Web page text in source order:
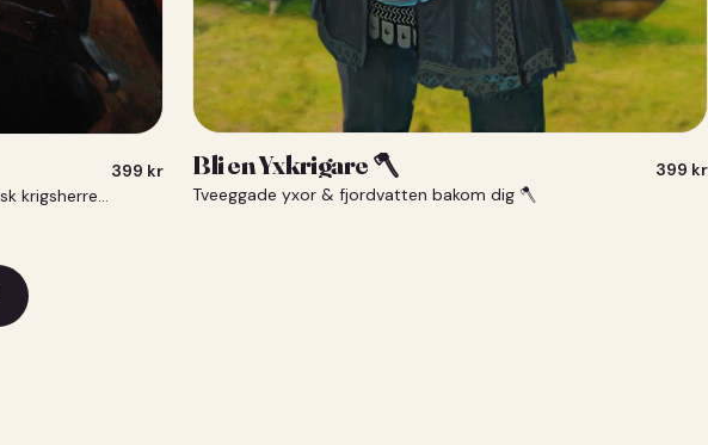
Vargskinn, ringbrynja & sköld — du som nordisk krigsherre ⚔️
399 kr Bli en Yxkrigare 🪓
Tveeggade yxor & fjordvatten bakom dig 🪓
399 kr